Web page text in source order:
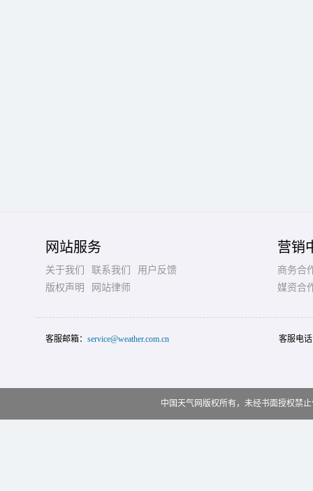
网站服务
关于我们 联系我们
用户反馈
版权声明
网站律师
营销
商务合
媒资合
客服邮箱： service@weather.com.cn 客服电
中国天气网版权所有，未经书面授权